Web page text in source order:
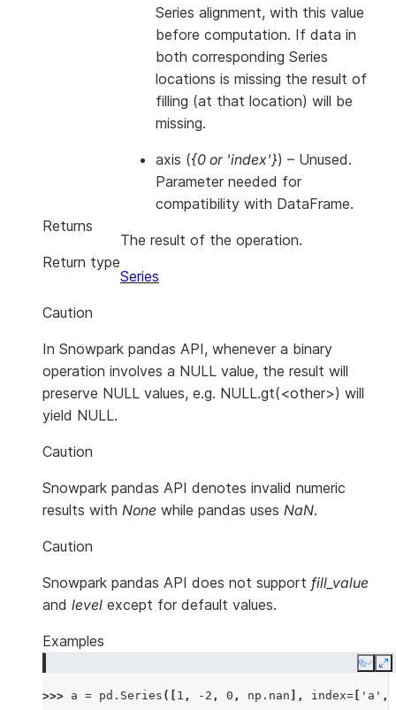
Series alignment, with this value
before computation. If data in
both corresponding Series
locations is missing the result of
filling (at that location) will be
missing.
axis ({0 or 'index'}) – Unused.
Parameter needed for
compatibility with DataFrame.
Returns
The result of the operation.
Return type
Series
Caution
In Snowpark pandas API, whenever a binary
operation involves a NULL value, the result will
preserve NULL values, e.g. NULL.gt(<other>) will
yield NULL.
Caution
Snowpark pandas API denotes invalid numeric
results with None while pandas uses NaN.
Caution
Snowpark pandas API does not support fill_value
and level except for default values.
Examples
Copy
>>> a = pd . Series ([ 1 , - 2 , 0 , np . nan ], index= 'a' ,